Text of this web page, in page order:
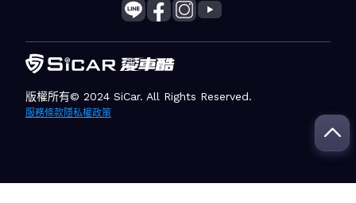
版權所有© 2024 SiCar. All Rights Reserved.
服務條款隱私權政策